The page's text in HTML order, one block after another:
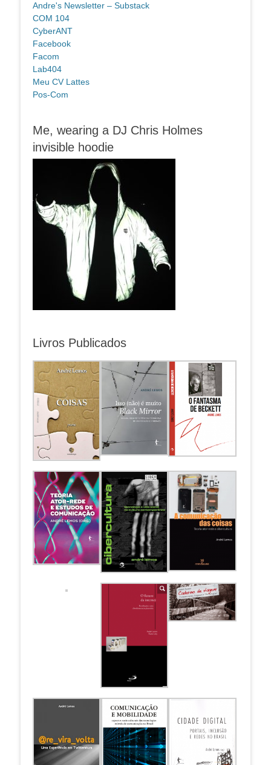
Andre's Newsletter – Substack
COM 104
CyberANT
Facebook
Facom
Lab404
Meu CV Lattes
Pos-Com
Me, wearing a DJ Chris Holmes
invisible hoodie
Livros Publicados